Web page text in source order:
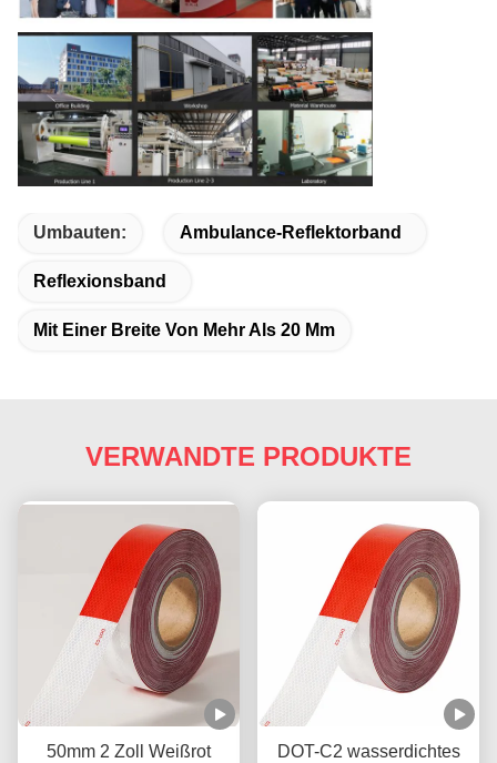
Umbauten: Ambulance-Reflektorband
Reflexionsband
Mit Einer Breite Von Mehr Als 20 Mm
VERWANDTE PRODUKTE
50mm 2 Zoll Weißrot
DOT-C2 wasserdichtes